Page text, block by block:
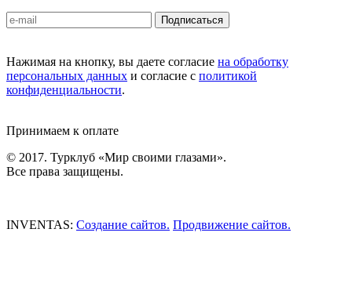
Подписаться
Нажимая на кнопку, вы даете согласие на обработку
персональных данных и согласие с политикой
конфиденциальности.
Принимаем к оплате
© 2017. Турклуб «Мир своими глазами».
Все права защищены.
INVENTAS: Создание сайтов. Продвижение сайтов.